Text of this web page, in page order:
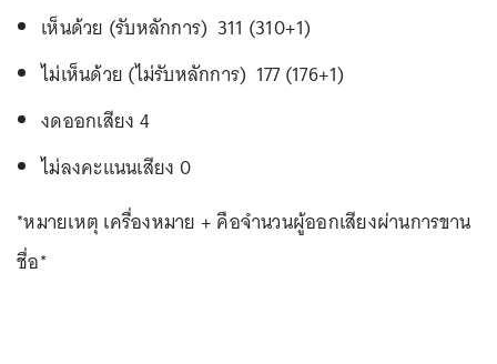
เห็นด้วย (รับหลักการ) 311 (310+1)
ไม่เห็นด้วย (ไม่รับหลักการ) 177 (176+1)
งดออกเสียง 4
ไม่ลงคะแนนเสียง 0
*หมายเหตุ เครื่องหมาย + คือจำนวนผู้ออกเสียงผ่านการขาน
ชื่อ*